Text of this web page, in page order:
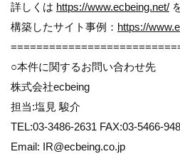
詳しくは https://www.ecbeing.net/
構築したサイト事例： https://
○本件に関するお問い合わせ先
株式会社ecbeing
担当:塩見 駿介
TEL:03-3486-2631 FAX:03-5466-
Email: IR@ecbeing.co.jp